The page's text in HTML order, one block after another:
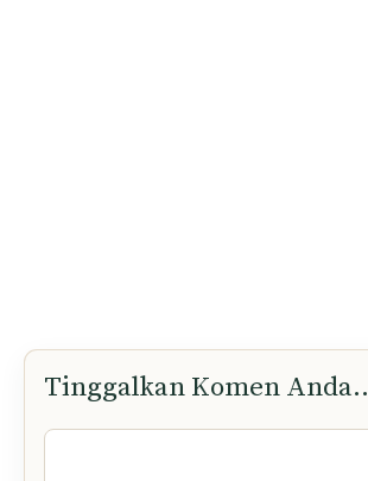
Tinggalkan Komen Anda..
Komen